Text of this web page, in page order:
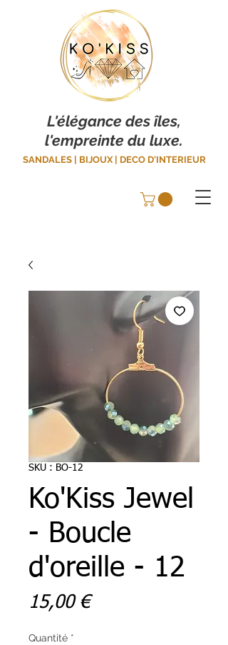
L'élégance des îles,
l'empreinte du luxe.
SANDALES | BIJOUX | DECO D'INTERIEUR
SKU : BO-12
Ko'Kiss Jewel
- Boucle
d'oreille - 12
15,00 €Prix
Quantité *